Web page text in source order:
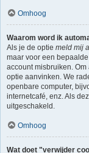
Omhoog
Waarom word ik
Als je de optie meld mij
maar voor een
account misbruiken.
optie aanvinken. We
openbare computer,
internetcafé, enz. Als
uitgeschakeld.
Omhoog
Wat doet "verwijder